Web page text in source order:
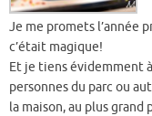
Je me promets l’année
c’était magique!
Et je tiens évidemment
personnes du parc ou
la maison, au plus